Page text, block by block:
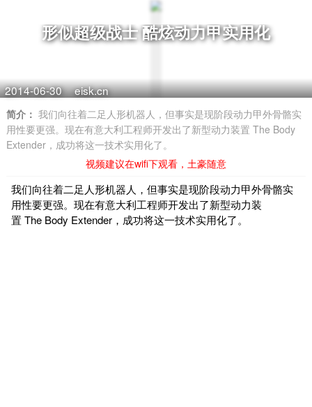
形似超级战士 酷炫动力甲实用化
2014-06-30 eisk.cn
简介： 我们向往着二足人形机器人，但事实是现阶段动力甲外骨骼实
用性要更强。现在有意大利工程师开发出了新型动力装置 The Body
Extender，成功将这一技术实用化了。
视频建议在wifi下观看，土豪随意
我们向往着二足人形机器人，但事实是现阶段动力甲外骨骼实
用性要更强。现在有意大利工程师开发出了新型动力装
置 The Body Extender，成功将这一技术实用化了。